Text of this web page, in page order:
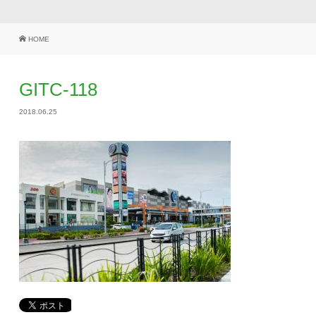
HOME
GITC-118
2018.06.25